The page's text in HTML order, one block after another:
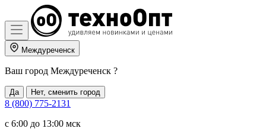
Междуреченск
Ваш город Междуреченск ?
Да Нет, сменить город
8 (800) 775-2131
c 6:00 до 13:00 мск